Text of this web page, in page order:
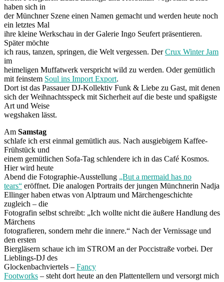
haben sich in
der Münchner Szene einen Namen gemacht und werden heute noch
ein letztes Mal
ihre kleine Werkschau in der Galerie Ingo Seufert präsentieren.
Später möchte
ich raus, tanzen, springen, die Welt vergessen. DerCrux Winter Jam
im
heimeligen Muffatwerk verspricht wild zu werden. Oder gemütlich
mit feinstem Soul ins Import Export.
Dort ist das Passauer DJ-Kollektiv Funk & Liebe zu Gast, mit denen
sich der Weihnachtsspeck mit Sicherheit auf die beste und spaßigste
Art und Weise
wegshaken lässt.
Am Samstag
schlafe ich erst einmal gemütlich aus. Nach ausgiebigem Kaffee-
Frühstück und
einem gemütlichen Sofa-Tag schlendere ich in das Café Kosmos.
Hier wird heute
Abend die Fotographie-Ausstellung „But a mermaid has no
tears“ eröffnet. Die analogen Portraits der jungen Münchnerin Nadja
Ellinger haben etwas von Alptraum und Märchengeschichte
zugleich – die
Fotografin selbst schreibt: „Ich wollte nicht die äußere Handlung des
Märchens
fotografieren, sondern mehr die innere.“ Nach der Vernissage und
den ersten
Biergläsern schaue ich im STROM an der Poccistraße vorbei. Der
Lieblings-DJ des
Glockenbachviertels – Fancy
Footworks – steht dort heute an den Plattentellern und versorgt mich